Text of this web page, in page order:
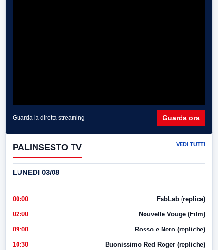
Guarda la diretta streaming Guarda ora
PALINSESTO TV VEDI TUTTI
LUNEDI 03/08
00:00 FabLab (replica)
02:00 Nouvelle Vouge (Film)
09:00 Rosso e Nero (repliche)
10:30 Buonissimo Red Roger (repliche)